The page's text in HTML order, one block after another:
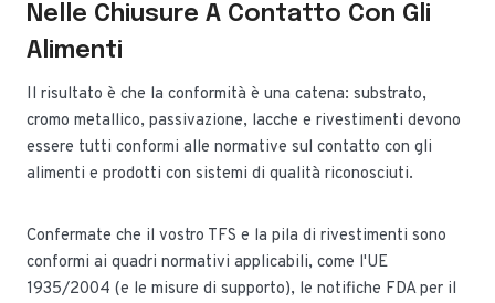
Nelle Chiusure A Contatto Con Gli
Alimenti
Il risultato è che la conformità è una catena: substrato,
cromo metallico, passivazione, lacche e rivestimenti devono
essere tutti conformi alle normative sul contatto con gli
alimenti e prodotti con sistemi di qualità riconosciuti.
Confermate che il vostro TFS e la pila di rivestimenti sono
conformi ai quadri normativi applicabili, come l'UE
1935/2004 (e le misure di supporto), le notifiche FDA per il